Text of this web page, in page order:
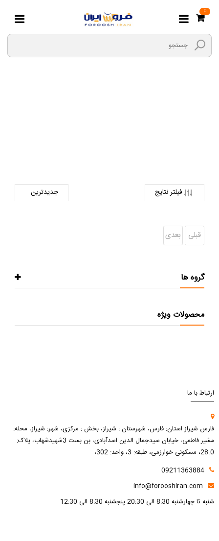
0
فیلتر نتایج
قبلی بعدی
گروه ها
محصولات ویژه
ارتباط با ما
فارس شیراز استان: فارس، شهرستان : شیراز، بخش : مرکزی، شهر: شیراز، محله:
مشیر فاطمی، خیابان سیدجمال الدین اسدآبادی، بن بست 3شهیدشهاب، پلاک:
28.0، مسکونی خوارزمی، طبقه: 3، واحد: 302،
09211363884
info@forooshiran.com
شنبه تا چهارشنبه 8:30 الی 20:30 پنجشنبه 8:30 الی 12:30